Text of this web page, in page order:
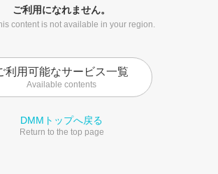
ご利用になれません。
content is not available in your region.
利用可能なサービス一覧
Available contents
DMMトップへ戻る
Return to the top page